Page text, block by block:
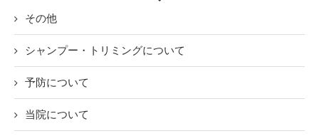
その他
シャンプー・トリミングについて
予防について
当院について